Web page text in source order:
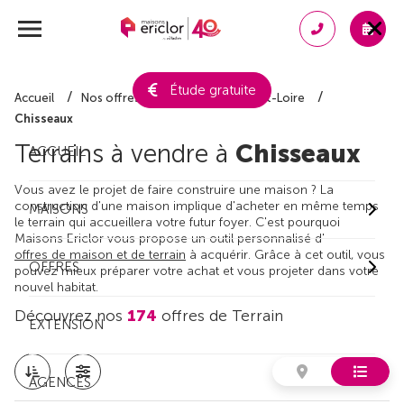
Étude gratuite
ACCUEIL
MAISONS
OFFRES
EXTENSION
AGENCES
Accueil Nos offres de terrain
Indre-et-Loire
Chisseaux
Terrains à vendre à Chisseaux
Vous avez le projet de faire construire une maison ? La
construction d'une maison implique d'acheter en même temps
le terrain qui accueillera votre futur foyer. C'est pourquoi
Maisons Ericlor vous propose un outil personnalisé d'
offres de maison et de terrain à acquérir. Grâce à cet outil, vous
pouvez mieux préparer votre achat et vous projeter dans votre
nouvel habitat.
Découvrez nos 174 offres de Terrain